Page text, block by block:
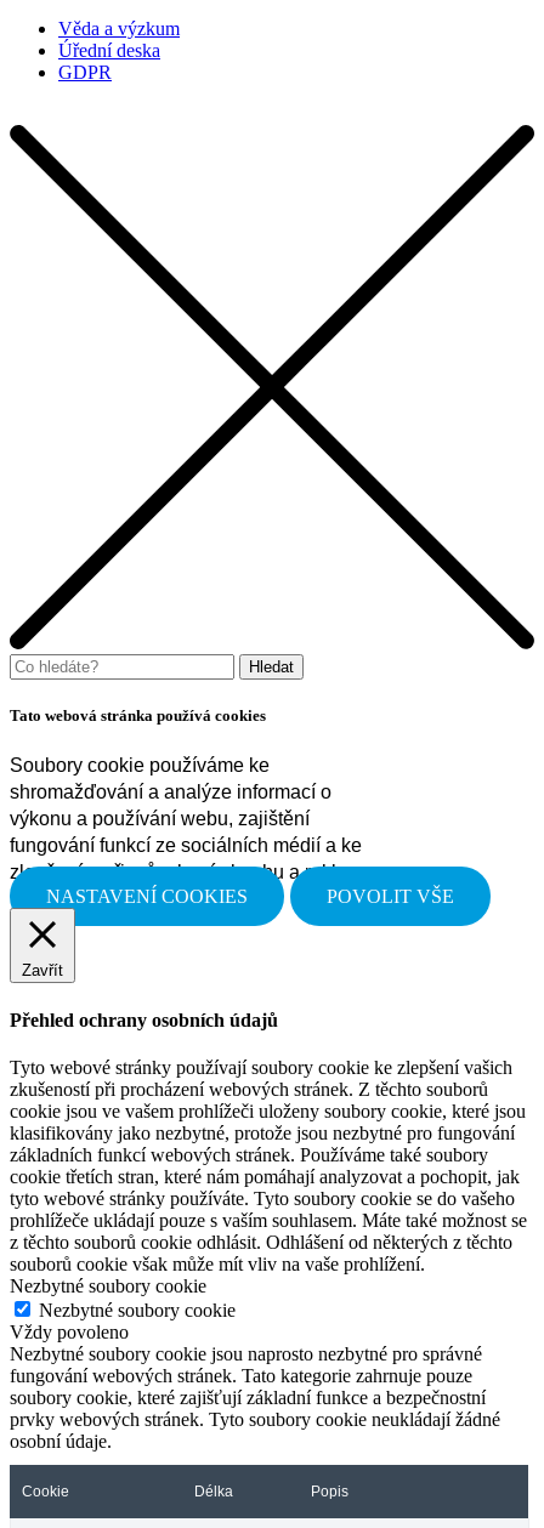
Věda a výzkum
Úřední deska
GDPR
Tato webová stránka používá cookies
Soubory cookie používáme ke
shromažďování a analýze informací o
výkonu a používání webu, zajištění
fungování funkcí ze sociálních médií a ke
zlepšení a přizpůsobení obsahu a reklam.
NASTAVENÍ COOKIES
POVOLIT VŠE
Zavřít
Přehled ochrany osobních údajů
Tyto webové stránky používají soubory cookie ke zlepšení vašich
zkušeností při procházení webových stránek. Z těchto souborů
cookie jsou ve vašem prohlížeči uloženy soubory cookie, které jsou
klasifikovány jako nezbytné, protože jsou nezbytné pro fungování
základních funkcí webových stránek. Používáme také soubory
cookie třetích stran, které nám pomáhají analyzovat a pochopit, jak
tyto webové stránky používáte. Tyto soubory cookie se do vašeho
prohlížeče ukládají pouze s vaším souhlasem. Máte také možnost se
z těchto souborů cookie odhlásit. Odhlášení od některých z těchto
souborů cookie však může mít vliv na vaše prohlížení.
Nezbytné soubory cookie
Nezbytné soubory cookie
Vždy povoleno
Nezbytné soubory cookie jsou naprosto nezbytné pro správné
fungování webových stránek. Tato kategorie zahrnuje pouze
soubory cookie, které zajišťují základní funkce a bezpečnostní
prvky webových stránek. Tyto soubory cookie neukládají žádné
osobní údaje.
Cookie Délka Popis